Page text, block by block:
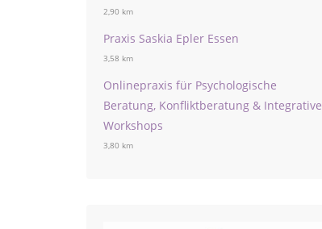
2,90 km
Praxis Saskia Epler Essen
3,58 km
Onlinepraxis für Psychologische
Beratung, Konfliktberatung & Integrative
Workshops
3,80 km